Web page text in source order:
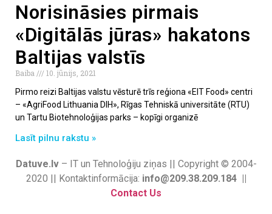
Norisināsies pirmais
«Digitālās jūras» hakatons
Baltijas valstīs
Baiba
10. jūnijs, 2021
Pirmo reizi Baltijas valstu vēsturē trīs reģiona «EIT Food» centri
– «AgriFood Lithuania DIH», Rīgas Tehniskā universitāte (RTU)
un Tartu Biotehnoloģijas parks – kopīgi organizē
Lasīt pilnu rakstu »
Datuve.lv– IT un Tehnoloģiju ziņas || Copyright © 2004-
2020 || Kontaktinformācija: info@209.38.209.184 ||
Contact Us